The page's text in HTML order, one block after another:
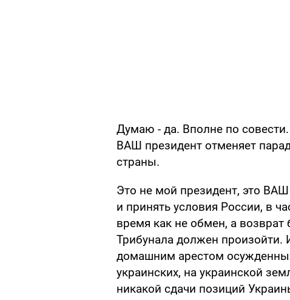
Думаю - да. Вполне по
ВАШ президент отменяет
страны.
Это не мой президент, это ВАШ
и принять условия России, в
время как не обмен, а
Трибунала должен произойти.
домашним арестом
украинских, на украинской
никакой сдачи позиций